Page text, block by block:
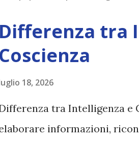
Differenza tra
Coscienza
18, 2026
tra Intelligenza e
informazioni,